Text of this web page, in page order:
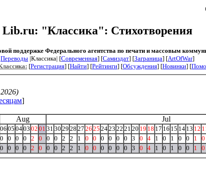
Lib.ru: "Классика": Стихотворения
поддержке Федерального агентства по печати и массовым
Переводы |Классика| [Современная] [Самиздат] [Заграница] [ArtOfWar]
[Регистрация] [Найти] [Рейтинги] [Обсуждения] [Новинки] [
]
Aug Jul
06 05 0403 02 01 31 30 29 28 27 26 25 2423 22 21 20 19 18 17 16 15 14 13 12
0 0 0 0 2 0 0 0 2 2 1 0 0 0 0 0 0 3 0 4 1 0 1 0 0 1 0
0 0 0 0 2 0 0 0 2 2 1 0 0 0 0 0 0 3 0 4 1 0 1 0 0 1 0